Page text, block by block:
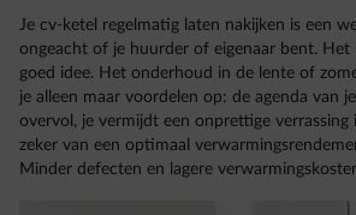
Je cv-ketel regelmatig laten nakijken is een
ongeacht of je huurder of eigenaar bent. Het
goed idee. Het onderhoud in de lente of
je alleen maar voordelen op: de agenda van
overvol, je vermijdt een onprettige
zeker van een optimaal
Minder defecten en lagere